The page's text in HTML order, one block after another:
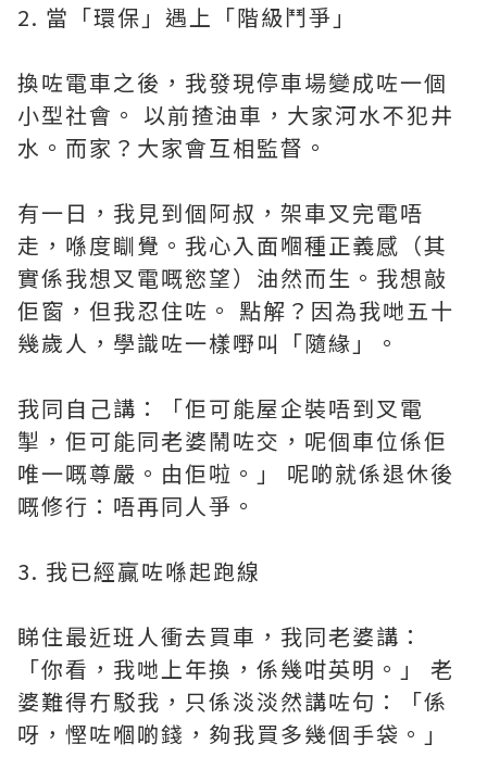
2. 當「環保」遇上「階級鬥爭」
換咗電車之後，我發現停車場變成咗一個
小型社會。 以前揸油車，大家河水不犯井
水。而家？大家會互相監督。
有一日，我見到個阿叔，架車叉完電唔
走，喺度瞓覺。我心入面嗰種正義感（其
實係我想叉電嘅慾望）油然而生。我想敲
佢窗，但我忍住咗。 點解？因為我哋五十
幾歲人，學識咗一樣嘢叫「隨緣」。
我同自己講：「佢可能屋企裝唔到叉電
掣，佢可能同老婆鬧咗交，呢個車位係佢
唯一嘅尊嚴。由佢啦。」 呢啲就係退休後
嘅修行：唔再同人爭。
3. 我已經贏咗喺起跑線
睇住最近班人衝去買車，我同老婆講：
「你看，我哋上年換，係幾咁英明。」 老
婆難得冇駁我，只係淡淡然講咗句：「係
呀，慳咗嗰啲錢，夠我買多幾個手袋。」